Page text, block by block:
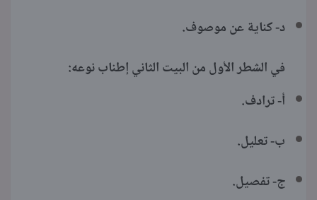
د- كناية عن موصوف.
في الشطر الأول من البيت الثاني إطناب نوعه:
أ- ترادف.
ب- تعليل.
ج- تفصيل.